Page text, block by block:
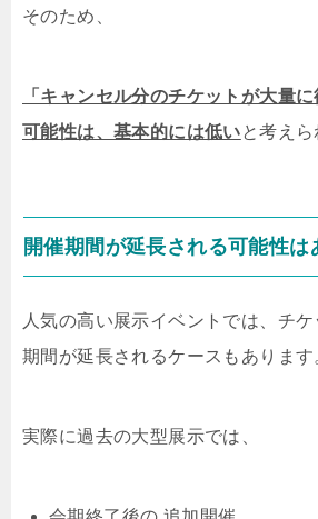
そのため、
「キャンセル分のチケットが大量
可能性は、基本的には低いと考えら
開催期間が延長される可能性は
人気の高い展示イベントでは、チ
期間が延長されるケースもあります
実際に過去の大型展示では、